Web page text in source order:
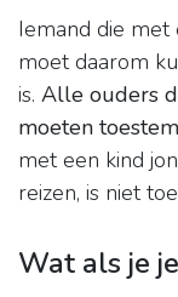
Iemand die met
moet daarom
is. Alle ouders
moeten
met een kind
reizen, is niet
Wat als je